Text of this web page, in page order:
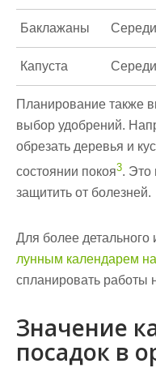
Баклажаны
Капуста
Планирование также
выбор удобрений.
обрезать деревья и
состоянии покоя3. Это
защитить от болезней.
Для более детального
лунным календарем
спланировать работы
Значение
посадок в